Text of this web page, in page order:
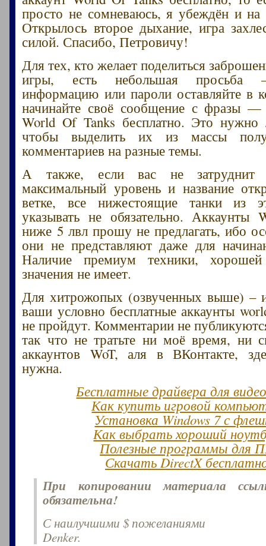
просто не сомневаюсь, я убеждён и на
Открылось второе дыхание, игра
силой. Спасибо, Петровичу!
Для тех, кто желает поделиться
игры, есть небольшая просьба
информацию или пароли оставляйте в
начинайте своё сообщение с фразы —
World Of Tanks бесплатно. Это нужно
чтобы выделить их из массы
комментариев на разные темы.
А также, если вас не затруднит
максимальный уровень и название
ветке, все нижестоящие танки из
указывать не обязательно. Аккаунты
ниже 5 лвл прошу не предлагать, ибо
они не представляют даже для
Наличие премиум техники, хорошей
значения не имеет.
Для хитрожопых (озвученных выше) –
ваши условно бесплатные аккаунты
не пройдут. Комментарии не
так что не тратьте ни моё время, ни
аккаунтов WoT, аля в ВКонтакте,
нужна.
Бесплатные драйвера для
Как купить игровой
Установка Windows 7 с
Как выбрать хороший
Полезные программы для
Скачать DirectX
При копировании материала
обязательна!
С наилучшими $ пожеланиями
Denker.